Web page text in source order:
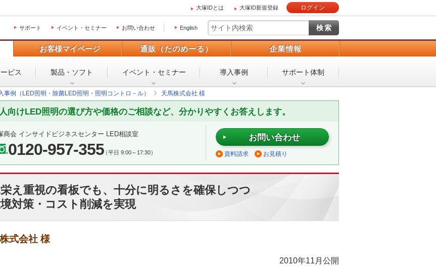
大塚IDとは 大塚ID新規登録 ログイン
サポート イベント・セミナー お問い合わせ English
お客様マイページ 通販（たのめーる） 企業情報
ビス 製品・ソフト イベント・ セミナー 導入事例 サポート体制
事例（LED照明・除菌LED照明・照明コントロ－ル） 天馬株式会社 様
向けLED照明の選び方や価格のご相談など、分かりやすくお答えします。
商会 インサイドビジネスセンター LED相談室
0120-957-355（平日 9:00～17:30）
お問い合わせ
資料請求 お見積り
え重視の看板でも、十分に明るさを確保しつつ
対策・コスト削減を実現
式会社 様
2010年11月公開